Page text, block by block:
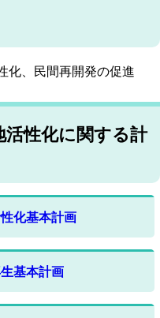
化、民間再開発の促進
活性化に関する計
化基本計画
基本計画